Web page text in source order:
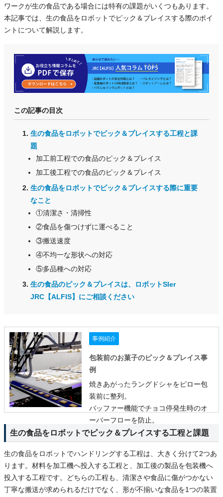
ワークが生の食品である場合には特有の課題がいくつもあります。
本記事では、生の食品をロボットでピック＆プレイスする際のポイ
ントについて解説します。
この記事の目次
生の食品をロボットでピック＆プレイスする工程と課
題
加工前工程での食品のピック＆プレイス
加工後工程での食品のピック＆プレイス
生の食品をロボットでピック＆プレイスする際に重要
なこと
①清潔さ・清掃性
②食品を傷つけずに運べること
③搬送速度
④不均一な形状への対応
⑤多品種への対応
生の食品のピック＆プレイスは、ロボットSIer
JRC【ALFIS】にご相談ください
事例紹介
包装前のお菓子のピック＆プレイス事
例
焼きあがったラングドシャをピロー包
装前に整列。
バッファー機能でチョコ停発生時のオ
ーバーフローを防止。
詳細はこちら
生の食品をロボットでピック＆プレイスする工程と課題
生の食品をロボットでハンドリングする工程は、大きく分けて2つあ
ります。材料を加工機へ投入する工程と、加工後の製品を包装機へ
投入する工程です。どちらの工程も、清潔さや食品に傷がつかない
丁寧な搬送が求められるだけでなく、形が不揃いな食品を1つの装置